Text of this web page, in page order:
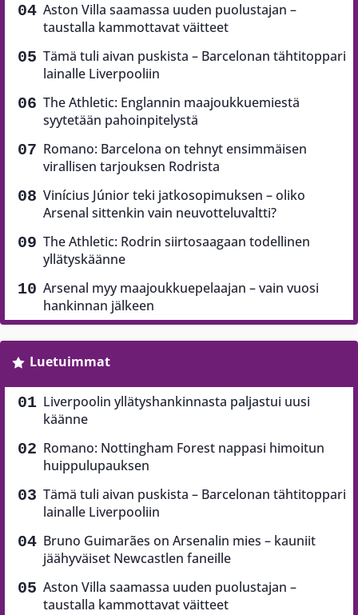
Aston Villa saamassa uuden puolustajan –
taustalla kammottavat väitteet
Tämä tuli aivan puskista – Barcelonan tähtitoppari
lainalle Liverpooliin
The Athletic: Englannin maajoukkuemiestä
syytetään pahoinpitelystä
Romano: Barcelona on tehnyt ensimmäisen
virallisen tarjouksen Rodrista
Vinícius Júnior teki jatkosopimuksen – oliko
Arsenal sittenkin vain neuvotteluvaltti?
The Athletic: Rodrin siirtosaagaan todellinen
yllätyskäänne
Arsenal myy maajoukkuepelaajan – vain vuosi
hankinnan jälkeen
Luetuimmat
Liverpoolin yllätyshankinnasta paljastui uusi
käänne
Romano: Nottingham Forest nappasi himoitun
huippulupauksen
Tämä tuli aivan puskista – Barcelonan tähtitoppari
lainalle Liverpooliin
Bruno Guimarães on Arsenalin mies – kauniit
jäähyväiset Newcastlen faneille
Aston Villa saamassa uuden puolustajan –
taustalla kammottavat väitteet